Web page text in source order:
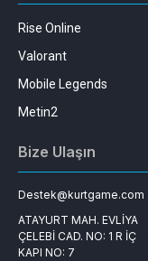
Rise Online
Valorant
Mobile Legends
Metin2
Bize Ulaşın
Destek@kurtgame.com
ATAYURT MAH. EVLİYA
ÇELEBİ CAD. NO: 1 R İÇ
KAPI NO: 7